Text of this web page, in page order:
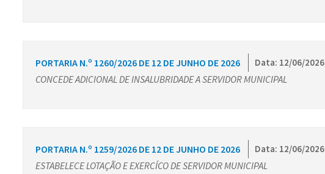
PORTARIA N.º 1260/2026 DE 12 DE JUNHO DE 2026 Data: 12/06/2026
CONCEDE ADICIONAL DE INSALUBRIDADE A SERVIDOR MUNICIPAL
PORTARIA N.º 1259/2026 DE 12 DE JUNHO DE 2026 Data: 12/06/2026
ESTABELECE LOTAÇÃO E EXERCÍCO DE SERVIDOR MUNICIPAL